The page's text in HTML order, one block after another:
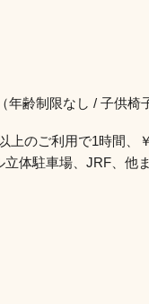
年齢制限なし / 子供椅
上のご利用で1時間、
立体駐車場、JRF、他